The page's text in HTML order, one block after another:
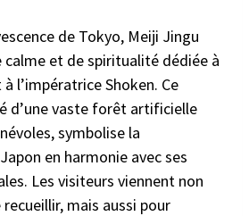
de Tokyo, Meiji Jingu
et de spiritualité dédiée à
l’impératrice Shoken. Ce
d’une vaste forêt artificielle
symbolise la
en harmonie avec ses
Les visiteurs viennent non
mais aussi pour